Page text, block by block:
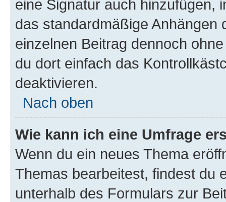
eine Signatur auch hinzufügen,
das standardmäßige Anhängen
einzelnen Beitrag dennoch
du dort einfach das
deaktivieren.
Nach oben
Wie kann ich eine Umfrage
Wenn du ein neues Thema
Themas bearbeitest, findest du
unterhalb des Formulars zur